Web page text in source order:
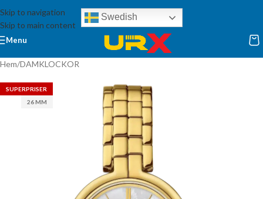
Skip to navigation
Skip to main content
Swedish
Menu
Hem/DAMKLOCKOR
SUPERPRISER
26 MM